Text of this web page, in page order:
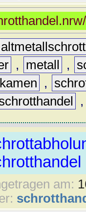
altmetallschrott
, metall ,
,
am: